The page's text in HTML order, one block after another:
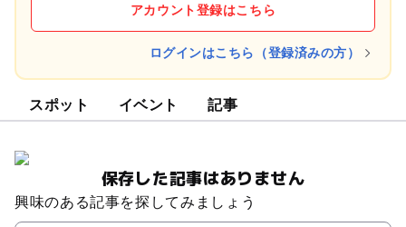
アカウント登録はこちら
ログインはこちら（登録済みの方）
スポット イベント 記事
保存した記事はありません
興味のある記事を探してみましょう